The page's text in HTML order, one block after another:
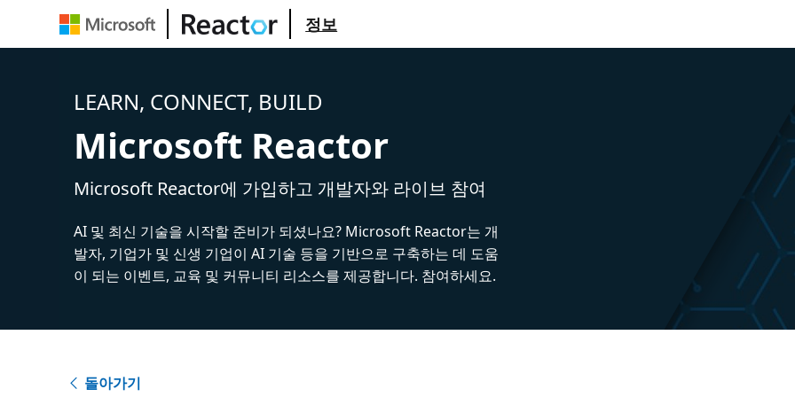
정보
LEARN, CONNECT, BUILD
Microsoft Reactor
Microsoft Reactor에 가입하고 개발자와 라이브 참여
AI 및 최신 기술을 시작할 준비가 되셨나요? Microsoft Reactor는 개
발자, 기업가 및 신생 기업이 AI 기술 등을 기반으로 구축하는 데 도움
이 되는 이벤트, 교육 및 커뮤니티 리소스를 제공합니다. 참여하세요.
돌아가기